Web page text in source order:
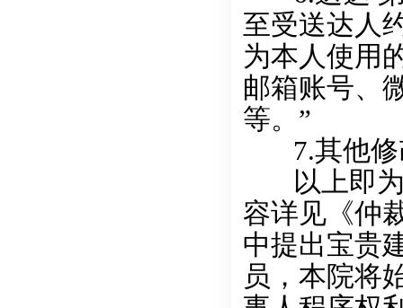
至受送达人
为本人使用
邮箱账号、
等。”
7.其他修
以上即为
容详见《仲
中提出宝贵
员，本院将